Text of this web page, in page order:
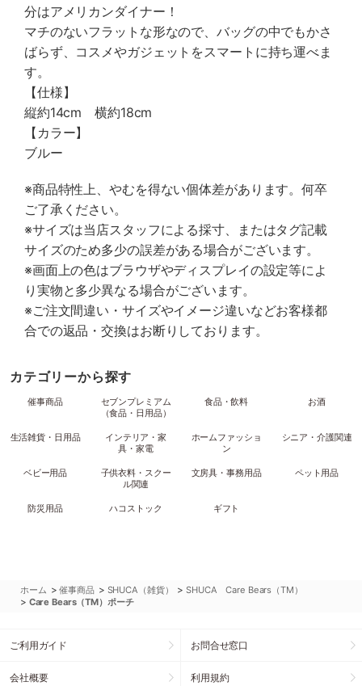
分はアメリカンダイナー！
マチのないフラットな形なので、バッグの中でもかさ
ばらず、コスメやガジェットをスマートに持ち運べま
す。
【仕様】
縦約14cm 横約18cm
【カラー】
ブルー
※商品特性上、やむを得ない個体差があります。何卒
ご了承ください。
※サイズは当店スタッフによる採寸、またはタグ記載
サイズのため多少の誤差がある場合がございます。
※画面上の色はブラウザやディスプレイの設定等によ
り実物と多少異なる場合がございます。
※ご注文間違い・サイズやイメージ違いなどお客様都
合での返品・交換はお断りしております。
カテゴリーから探す
催事商品
セブンプレミアム
（食品・日用品）
食品・飲料 お酒
生活雑貨・日用品
インテリア・家
具・家電
ホームファッショ
ン
シニア・介護関連
ベビー用品
子供衣料・スクー
ル関連
文房具・事務用品 ペット用品
防災用品 ハコストック ギフト
ホーム >催事商品 > SHUCA（雑貨） >SHUCA Care Bears（TM）
> Care Bears（TM）ポーチ
ご利用ガイド お問合せ窓口
会社概要 利用規約